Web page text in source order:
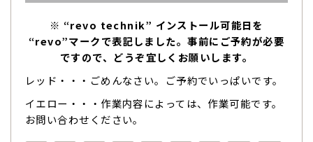
※ “revo technik” インストール可能日を
“revo”マークで表記しました。事前にご予約が必要
ですので、どうぞ宜しくお願いします。
レッド・・・ごめんなさい。ご予約でいっぱいです。
イエロー・・・作業内容によっては、作業可能です。
お問い合わせください。